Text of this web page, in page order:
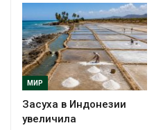
МИР
Засуха в Индонезии
увеличила